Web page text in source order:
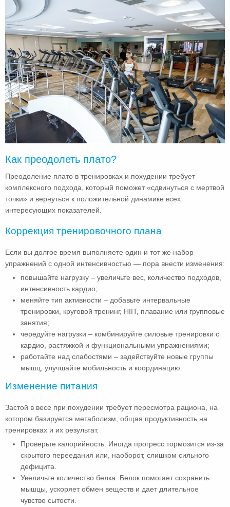
Как преодолеть плато?
Преодоление плато в тренировках и похудении требует
комплексного подхода, который поможет «сдвинуться с мертвой
точки» и вернуться к положительной динамике всех
интересующих показателей.
Коррекция тренировочного плана
Если вы долгое время выполняете один и тот же набор
упражнений с одной интенсивностью — пора внести изменения:
повышайте нагрузку – увеличьте вес, количество подходов,
интенсивность кардио;
меняйте тип активности – добавьте интервальные
тренировки, круговой тренинг, HIIT, плавание или групповые
занятия;
чередуйте нагрузки – комбинируйте силовые тренировки с
кардио, растяжкой и функциональными упражнениями;
работайте над слабостями – задействуйте новые группы
мышц, улучшайте мобильность и координацию.
Изменение питания
Застой в весе при похудении требует пересмотра рациона, на
котором базируется метаболизм, общая продуктивность на
тренировках и их результат.
Проверьте калорийность. Иногда прогресс тормозится из-за
скрытого переедания или, наоборот, слишком сильного
дефицита.
Увеличьте количество белка. Белок помогает сохранить
мышцы, ускоряет обмен веществ и дает длительное
чувство сытости.